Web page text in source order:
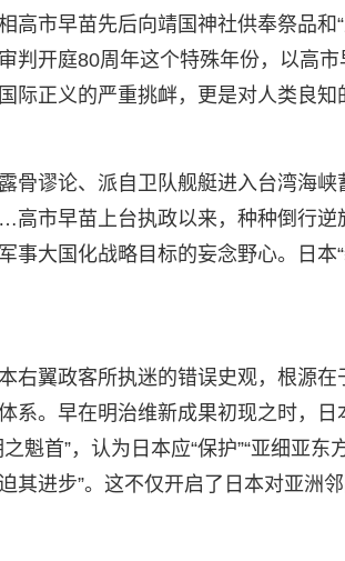
高市早苗先后向靖国神社供奉祭品
判开庭80周年这个特殊年份，以高
际正义的严重挑衅，更是对人类良知
骨谬论、派自卫队舰艇进入台湾海
市早苗上台执政以来，种种倒行逆
事大国化战略目标的妄念野心。日
右翼政客所执迷的错误史观，根源
系。早在明治维新成果初现之时，
之魁首”，认为日本应“保护”“亚细亚
其进步”。这不仅开启了日本对亚洲